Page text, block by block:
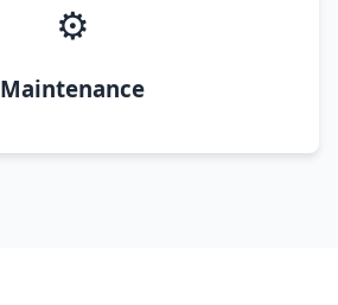
⚙️
Maintenance